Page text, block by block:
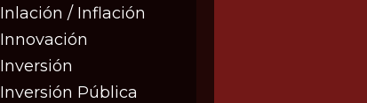
Inlación / Inflación
Innovación
Inversión
Inversión Pública